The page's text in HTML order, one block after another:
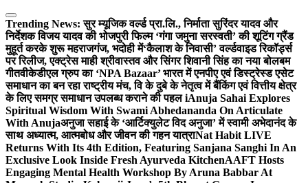
Skip
to
content
Trending News: सुर म्यूजिक वर्ल्ड प्रा.लि., निर्माता सुरिंदर यादव और
निर्देशक विजय यादव की भोजपुरी फिल्म ‘गंगा जमुना सरस्वती’ की शूटिंग ग्रैंड
मुहूर्त करके शुरू महराजगंज, भदोही में‘कैलाश के निवासी’ वर्ल्डवाइड रिकॉर्ड्स
पर रिलीज, एक्ट्रेस माही श्रीवास्तव और सिंगर शिवानी सिंह का नया बोलबम
गीतवीकेडीएल ग्रुप का ‘NPA Bazaar’ भारत में एनपीए एवं डिस्ट्रेस्ड एसेट
समाधान का बन रहा राष्ट्रीय मंच, वि के दुबे के नेतृत्व में बैंकिंग एवं वित्तीय क्षेत्र
के लिए समग्र समाधान उपलब्ध कराने की पहल iAnuja Sahai Explores
Spiritual Wisdom With Swami Abhedananda On Articulate
With Anujaअनुजा सहाई के ‘आर्टिक्युलेट विद अनुजा’ में स्वामी अभेदानंद के
साथ अध्यात्म, आत्मबोध और जीवन की गहन यात्राNat Habit LIVE
Returns With Its 4th Edition, Featuring Sanjana Sanghi In An
Exclusive Look Inside Fresh Ayurveda KitchenAAFT Hosts
Engaging Mental Health Workshop By Aruna Babbar At